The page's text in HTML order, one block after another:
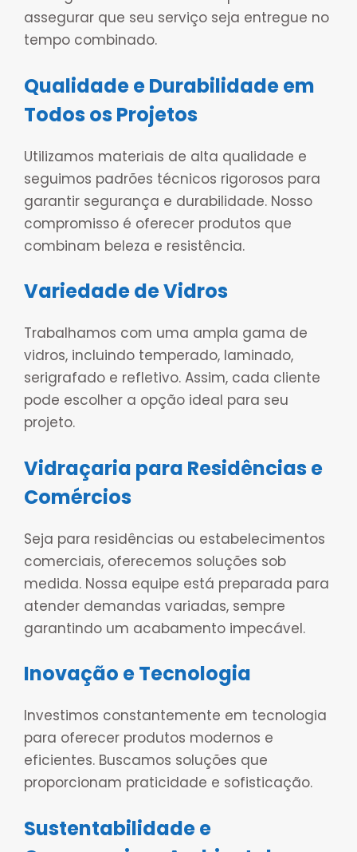
assegurar que seu serviço seja entregue no
tempo combinado.
Qualidade e Durabilidade em
Todos os Projetos
Utilizamos materiais de alta qualidade e
seguimos padrões técnicos rigorosos para
garantir segurança e durabilidade. Nosso
compromisso é oferecer produtos que
combinam beleza e resistência.
Variedade de Vidros
Trabalhamos com uma ampla gama de
vidros, incluindo temperado, laminado,
serigrafado e refletivo. Assim, cada cliente
pode escolher a opção ideal para seu
projeto.
Vidraçaria para Residências e
Comércios
Seja para residências ou estabelecimentos
comerciais, oferecemos soluções sob
medida. Nossa equipe está preparada para
atender demandas variadas, sempre
garantindo um acabamento impecável.
Inovação e Tecnologia
Investimos constantemente em tecnologia
para oferecer produtos modernos e
eficientes. Buscamos soluções que
proporcionam praticidade e sofisticação.
Sustentabilidade e